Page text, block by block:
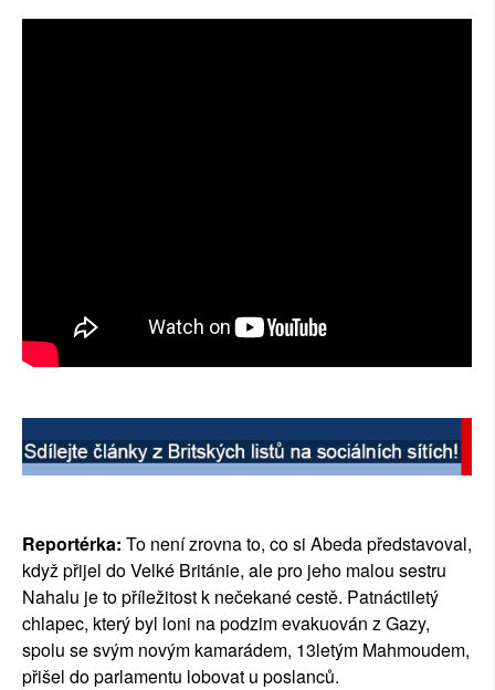
Reportérka: To není zrovna to, co si Abeda představoval,
když přijel do Velké Británie, ale pro jeho malou sestru
Nahalu je to příležitost k nečekané cestě. Patnáctiletý
chlapec, který byl loni na podzim evakuován z Gazy,
spolu se svým novým kamarádem, 13letým Mahmoudem,
přišel do parlamentu lobovat u poslanců.